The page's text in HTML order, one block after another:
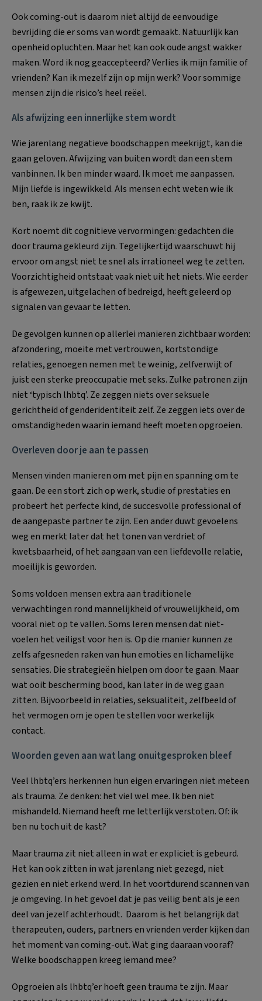
Ook coming-out is daarom niet altijd de eenvoudige
bevrijding die er soms van wordt gemaakt. Natuurlijk kan
openheid opluchten. Maar het kan ook oude angst wakker
maken. Word ik nog geaccepteerd? Verlies ik mijn familie of
vrienden? Kan ik mezelf zijn op mijn werk? Voor sommige
mensen zijn die risico’s heel reëel.
Als afwijzing een innerlijke stem wordt
Wie jarenlang negatieve boodschappen meekrijgt, kan die
gaan geloven. Afwijzing van buiten wordt dan een stem
vanbinnen. Ik ben minder waard. Ik moet me aanpassen.
Mijn liefde is ingewikkeld. Als mensen echt weten wie ik
ben, raak ik ze kwijt.
Kort noemt dit cognitieve vervormingen: gedachten die
door trauma gekleurd zijn. Tegelijkertijd waarschuwt hij
ervoor om angst niet te snel als irrationeel weg te zetten.
Voorzichtigheid ontstaat vaak niet uit het niets. Wie eerder
is afgewezen, uitgelachen of bedreigd, heeft geleerd op
signalen van gevaar te letten.
De gevolgen kunnen op allerlei manieren zichtbaar worden:
afzondering, moeite met vertrouwen, kortstondige
relaties, genoegen nemen met te weinig, zelfverwijt of
juist een sterke preoccupatie met seks. Zulke patronen zijn
niet ‘typisch lhbtq’. Ze zeggen niets over seksuele
gerichtheid of genderidentiteit zelf. Ze zeggen iets over de
omstandigheden waarin iemand heeft moeten opgroeien.
Overleven door je aan te passen
Mensen vinden manieren om met pijn en spanning om te
gaan. De een stort zich op werk, studie of prestaties en
probeert het perfecte kind, de succesvolle professional of
de aangepaste partner te zijn. Een ander duwt gevoelens
weg en merkt later dat het tonen van verdriet of
kwetsbaarheid, of het aangaan van een liefdevolle relatie,
moeilijk is geworden.
Soms voldoen mensen extra aan traditionele
verwachtingen rond mannelijkheid of vrouwelijkheid, om
vooral niet op te vallen. Soms leren mensen dat niet-
voelen het veiligst voor hen is. Op die manier kunnen ze
zelfs afgesneden raken van hun emoties en lichamelijke
sensaties. Die strategieën hielpen om door te gaan. Maar
wat ooit bescherming bood, kan later in de weg gaan
zitten. Bijvoorbeeld in relaties, seksualiteit, zelfbeeld of
het vermogen om je open te stellen voor werkelijk
contact.
Woorden geven aan wat lang onuitgesproken bleef
Veel lhbtq’ers herkennen hun eigen ervaringen niet meteen
als trauma. Ze denken: het viel wel mee. Ik ben niet
mishandeld. Niemand heeft me letterlijk verstoten. Of: ik
ben nu toch uit de kast?
Maar trauma zit niet alleen in wat er expliciet is gebeurd.
Het kan ook zitten in wat jarenlang niet gezegd, niet
gezien en niet erkend werd. In het voortdurend scannen van
je omgeving. In het gevoel dat je pas veilig bent als je een
deel van jezelf achterhoudt. Daarom is het belangrijk dat
therapeuten, ouders, partners en vrienden verder kijken dan
het moment van coming-out. Wat ging daaraan vooraf?
Welke boodschappen kreeg iemand mee?
Opgroeien als lhbtq’er hoeft geen trauma te zijn. Maar